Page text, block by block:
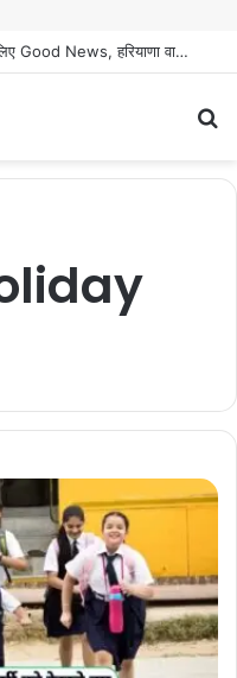
Haryana News : हरियाणा वासियों के लिए Good News, हरियाणा वासियों का गुरुग्राम में अपना घर लेने का सपना होगा साकार